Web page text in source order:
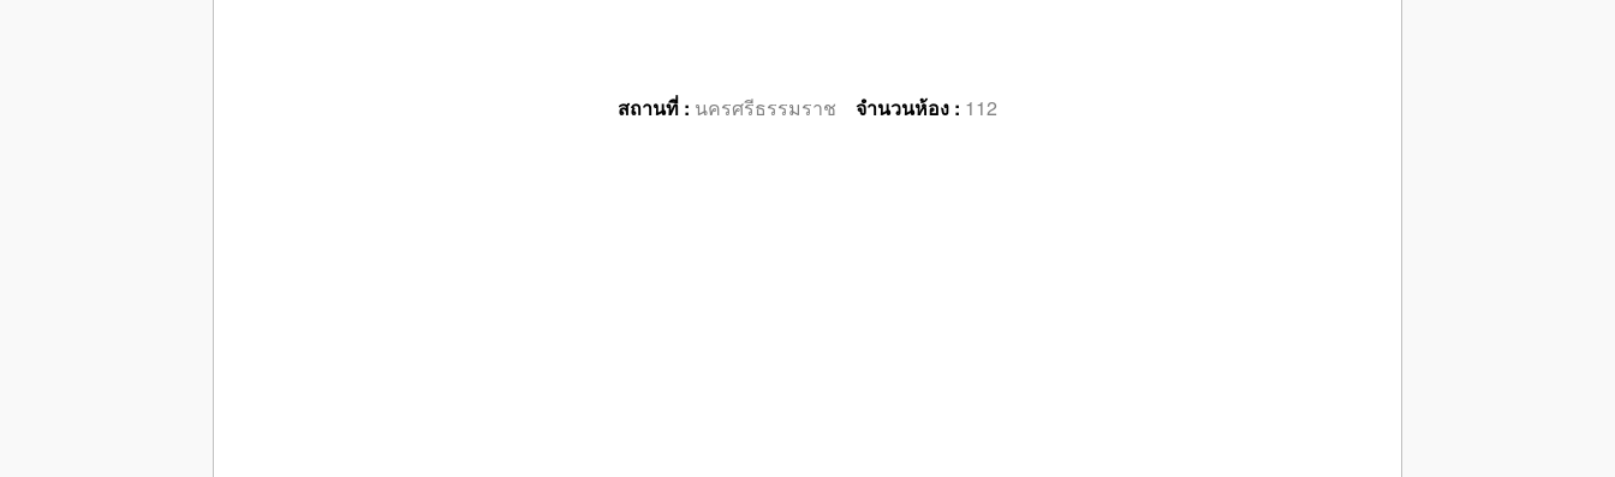
สถานที่ : นครศรีธรรมราช จำนวนห้อง : 112